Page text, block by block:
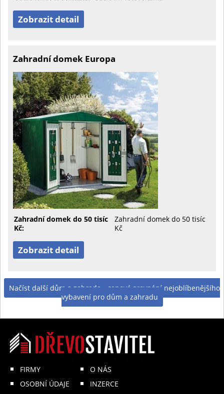
Zobrazit detail
Zahradní domek Europa
Zahradní domek do 50 tisíc
Kč:
Zahradní domek do 50 tisíc
Kč
Zobrazit detail
Načíst další dům a zahrada - cenové srovnání nejoblíbenějšího
vybavení pro dům a zahradu
FIRMY
OSOBNÍ ÚDAJE
O NÁS
INZERCE